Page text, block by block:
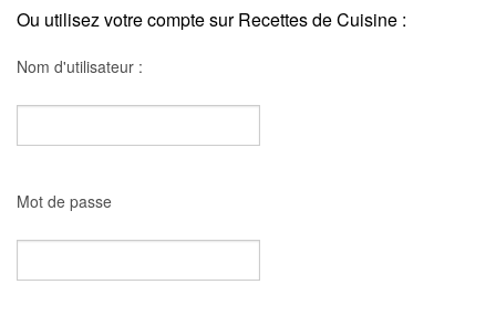
Ou utilisez votre compte sur Recettes de Cuisine :
Nom d'utilisateur :
Mot de passe